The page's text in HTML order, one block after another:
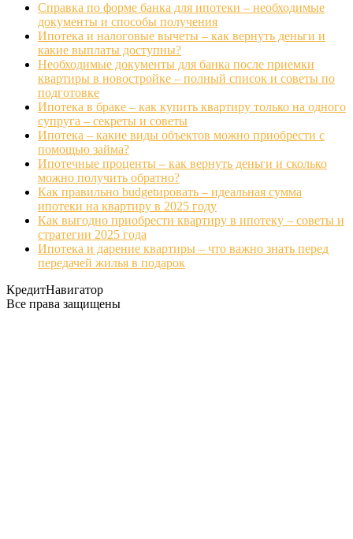
Справка по форме банка для ипотеки – необходимые
документы и способы получения
Ипотека и налоговые вычеты – как вернуть деньги и
какие выплаты доступны?
Необходимые документы для банка после приемки
квартиры в новостройке – полный список и советы по
подготовке
Ипотека в браке – как купить квартиру только на одного
супруга – секреты и советы
Ипотека – какие виды объектов можно приобрести с
помощью займа?
Ипотечные проценты – как вернуть деньги и сколько
можно получить обратно?
Как правильно budgetировать – идеальная сумма
ипотеки на квартиру в 2025 году
Как выгодно приобрести квартиру в ипотеку – советы и
стратегии 2025 года
Ипотека и дарение квартиры – что важно знать перед
передачей жилья в подарок
КредитНавигатор
Все права защищены